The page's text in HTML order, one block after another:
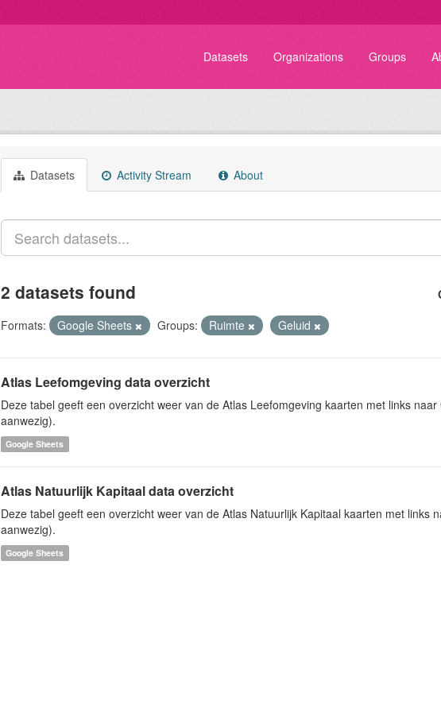
Datasets Organizations Groups
Datasets Activity Stream About
2 datasets found
Formats: Google Sheets Groups: Ruimte Geluid
Atlas Leefomgeving data overzicht
Deze tabel geeft een overzicht weer van de Atlas Leefomgeving kaarten met links
aanwezig).
Google Sheets
Atlas Natuurlijk Kapitaal data overzicht
Deze tabel geeft een overzicht weer van de Atlas Natuurlijk Kapitaal kaarten met links
aanwezig).
Google Sheets